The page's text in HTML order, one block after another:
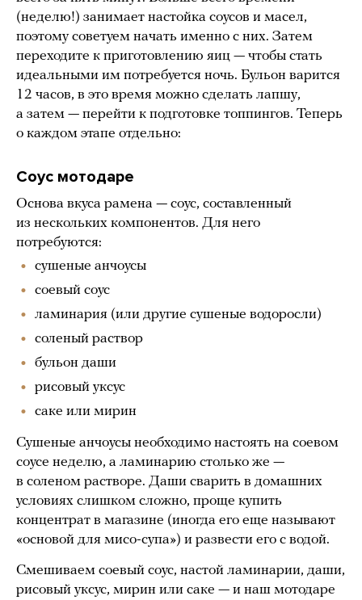
(неделю!) занимает настойка соусов и масел,
поэтому советуем начать именно с них. Затем
переходите к приготовлению яиц — чтобы стать
идеальными им потребуется ночь. Бульон варится
12 часов, в это время можно сделать лапшу,
а затем — перейти к подготовке топпингов. Теперь
о каждом этапе отдельно:
Соус мотодаре
Основа вкуса рамена — соус, составленный
из нескольких компонентов. Для него
потребуются:
сушеные анчоусы
соевый соус
ламинария (или другие сушеные водоросли)
соленый раствор
бульон даши
рисовый уксус
саке или мирин
Сушеные анчоусы необходимо настоять на соевом
соусе неделю, а ламинарию столько же —
в соленом растворе. Даши сварить в домашних
условиях слишком сложно, проще купить
концентрат в магазине (иногда его еще называют
«основой для мисо-супа») и развести его с водой.
Смешиваем соевый соус, настой ламинарии, даши,
рисовый уксус, мирин или саке — и наш мотодаре